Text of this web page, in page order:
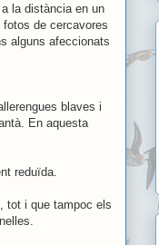
la distància en un
de cercavores
alguns afeccionats
blaves i
En aquesta
reduïda.
tot i que tampoc els